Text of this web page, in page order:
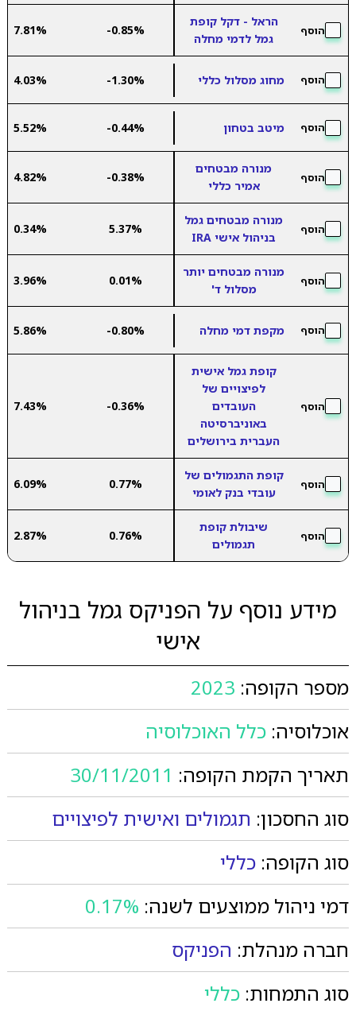
הוסף
הראל - דקל קופת
גמל לדמי מחלה
-0.85%
7.81%
הוסף מחוג מסלול כללי -1.30%
4.03%
הוסף מיטב בטחון -0.44%
5.52%
הוסף
מנורה מבטחים
אמיר כללי
-0.38%
4.82%
הוסף
מנורה מבטחים גמל
בניהול אישי IRA
5.37%
0.34%
הוסף
מנורה מבטחים יותר
מסלול ד'
0.01%
3.96%
הוסף מקפת דמי מחלה -0.80%
5.86%
הוסף
קופת גמל אישית
לפיצויים של
העובדים
באוניברסיטה
העברית בירושלים
-0.36%
7.43%
הוסף
קופת התגמולים של
עובדי בנק לאומי
0.77%
6.09%
הוסף
שיבולת קופת
תגמולים
0.76%
2.87%
מידע נוסף על הפניקס גמל בניהול
אישי
מספר הקופה: 2023
אוכלוסיה: כלל האוכלוסיה
תאריך הקמת הקופה: 30/11/2011
סוג החסכון: תגמולים ואישית לפיצויים
סוג הקופה: כללי
דמי ניהול ממוצעים לשנה: 0.17%
חברה מנהלת: הפניקס
סוג התמחות: כללי